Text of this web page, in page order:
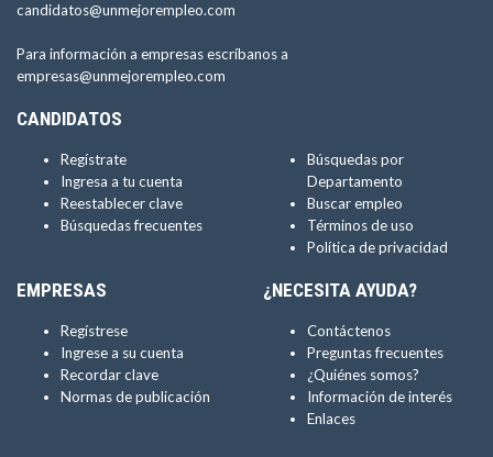
candidatos@unmejorempleo.com
Para información a empresas escríbanos a
empresas@unmejorempleo.com
CANDIDATOS
Regístrate
Ingresa a tu cuenta
Reestablecer clave
Búsquedas frecuentes
Búsquedas por
Departamento
Buscar empleo
Términos de uso
Política de privacidad
EMPRESAS
Regístrese
Ingrese a su cuenta
Recordar clave
Normas de publicación
¿NECESITA AYUDA?
Contáctenos
Preguntas frecuentes
¿Quiénes somos?
Información de interés
Enlaces